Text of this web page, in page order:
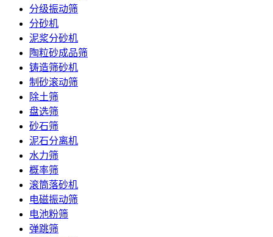
分级振动筛
分砂机
泥浆分砂机
陶粒砂成品筛
铸造筛砂机
制砂滚动筛
除土筛
盘选筛
砂石筛
泥石分离机
水力筛
概率筛
滚筒落砂机
电磁振动筛
电池粉筛
弹跳筛